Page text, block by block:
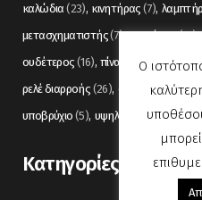
καλώδια (23) κινητήρας (7)
μετασχηματιστής(7) μετρήσεις(12)
ουδέτερος (16) πίνακας (17) πίνακες
ρελέ διαρροής (26) συναγερμός(5)
υποβρύχιο (5) υψηλή τάση(8)
Kατηγορίες
Ο